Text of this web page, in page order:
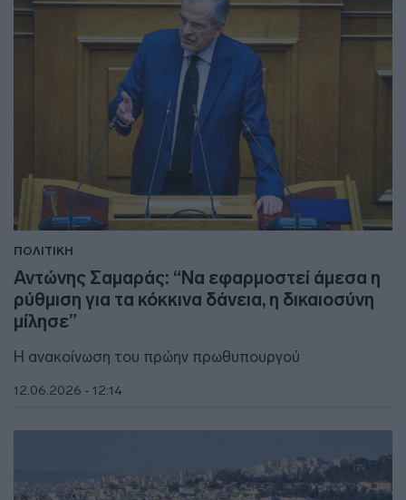
ΠΟΛΙΤΙΚΗ
Αντώνης Σαμαράς: “Να εφαρμοστεί άμεσα η
ρύθμιση για τα κόκκινα δάνεια, η δικαιοσύνη
μίλησε”
Η ανακοίνωση του πρώην πρωθυπουργού
12.06.2026 - 12:14